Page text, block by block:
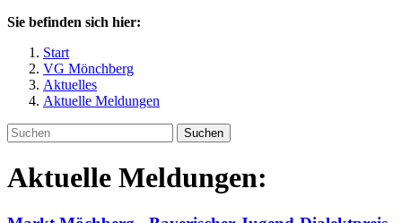
Sie befinden sich hier:
Start
VG Mönchberg
Aktuelles
Aktuelle Meldungen
Suchen
Aktuelle Meldungen: